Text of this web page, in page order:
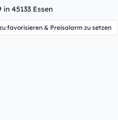
45133 Essen
favorisieren & Preisalarm zu setzen